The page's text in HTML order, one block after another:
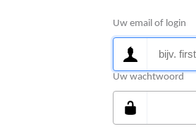
Uw email of login
Uw wachtwoord